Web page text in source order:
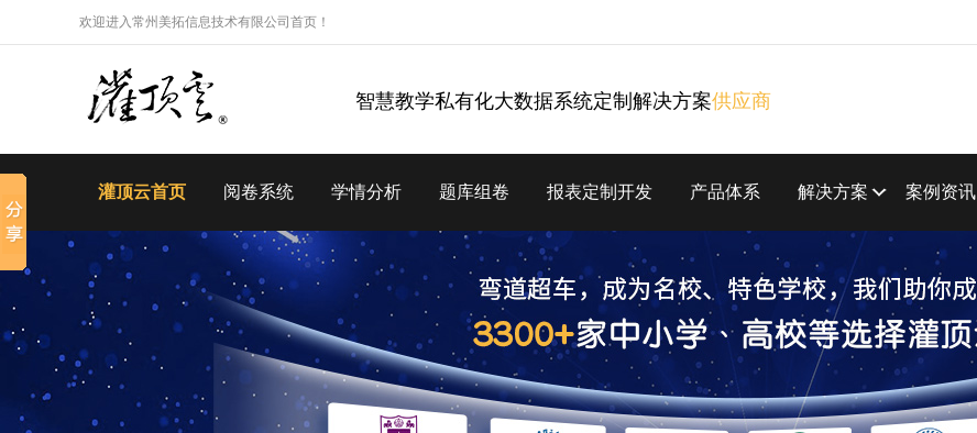
欢迎进入常州美拓信息技术有限公司首页！
智慧教学私有化大数据系统定制解决方案供应商
灌顶云首页 阅卷系统 学情分析 题库组卷 报表定制开发 产品体系 解决方案 案例资讯